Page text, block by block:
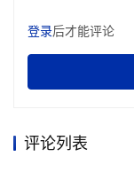
在用户界面和操
势，不仅有着清
务。
度和流动性。
登录后才能评论
评论列表